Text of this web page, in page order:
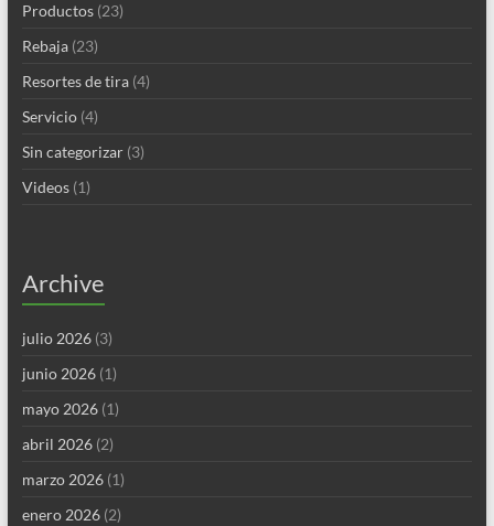
Productos(23)
Rebaja(23)
Resortes de tira(4)
Servicio(4)
Sin categorizar(3)
Videos(1)
Archive
julio 2026(3)
junio 2026(1)
mayo 2026(1)
abril 2026(2)
marzo 2026(1)
enero 2026(2)